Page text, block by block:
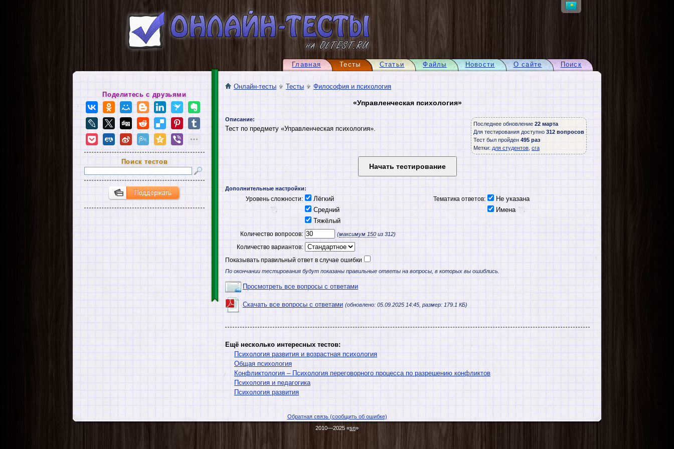
Поиск
О сайте
Новости
Файлы
Статьи
Тесты
Главная
Онлайн-тесты Тесты Философия и психология
«Управленческая психология»
Последнее обновление 22 марта
Для тестирования доступно 312 вопросов
Тест был пройден 495 раз
Метки: для студентов сга
Описание:
Тест по предмету «Управленческая психология».
Дополнительные настройки:
Уровень сложности:
Лёгкий
Средний
Тяжёлый
Тематика ответов:
Не указана
Имена
Количество вопросов: (максимум 150 из 312)
Количество вариантов:
Показывать правильный ответ в случае ошибки
По окончании тестирования будут показаны правильные ответы на вопросы, в которых вы ошиблись.
Просмотреть все вопросы с ответами
Скачать все вопросы с ответами (обновлено: 05.09.2025 14:45, размер: 179.1 КБ)
Ещё несколько интересных тестов:
Психология развития и возрастная психология
Общая психология
Конфликтология – Психология переговорного процесса по разрешению конфликтов
Психология и педагогика
Психология развития
Поделитесь с друзьями
Поиск тестов
Обратная связь (сообщить об ошибке)
2010—2025 «sn»